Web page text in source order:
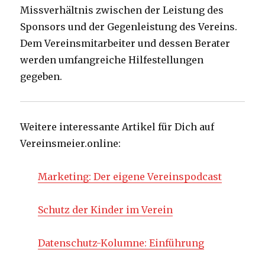
Missverhältnis zwischen der Leistung des
Sponsors und der Gegenleistung des Vereins.
Dem Vereinsmitarbeiter und dessen Berater
werden umfangreiche Hilfestellungen
gegeben.
Weitere interessante Artikel für Dich auf
Vereinsmeier.online:
Marketing: Der eigene Vereinspodcast
Schutz der Kinder im Verein
Datenschutz-Kolumne: Einführung